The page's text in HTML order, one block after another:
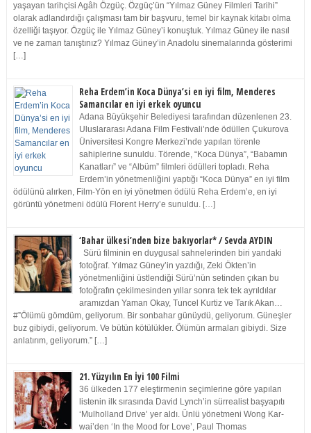
yaşayan tarihçisi Agâh Özgüç. Özgüç’ün “Yılmaz Güney Filmleri Tarihi”
olarak adlandırdığı çalışması tam bir başvuru, temel bir kaynak kitabı olma
özelliği taşıyor. Özgüç ile Yılmaz Güney’i konuştuk. Yılmaz Güney ile nasıl
ve ne zaman tanıştınız? Yılmaz Güney’in Anadolu sinemalarında gösterimi
[…]
Reha Erdem’in Koca Dünya’si en iyi film, Menderes
Samancılar en iyi erkek oyuncu
Adana Büyükşehir Belediyesi tarafından düzenlenen 23.
Uluslararası Adana Film Festivali’nde ödüllen Çukurova
Üniversitesi Kongre Merkezi’nde yapılan törenle
sahiplerine sunuldu. Törende, “Koca Dünya”, “Babamın
Kanatları” ve “Albüm” filmleri ödülleri topladı. Reha
Erdem’in yönetmenliğini yaptığı “Koca Dünya” en iyi film
ödülünü alırken, Film-Yön en iyi yönetmen ödülü Reha Erdem’e, en iyi
görüntü yönetmeni ödülü Florent Herry’e sunuldu. […]
‘Bahar ülkesi’nden bize bakıyorlar* / Sevda AYDIN
Sürü filminin en duygusal sahnelerinden biri yandaki
fotoğraf. Yılmaz Güney’in yazdığı, Zeki Ökten’in
yönetmenliğini üstlendiği Sürü’nün setinden çıkan bu
fotoğrafın çekilmesinden yıllar sonra tek tek ayrıldılar
aramızdan Yaman Okay, Tuncel Kurtiz ve Tarık Akan…
#”Ölümü gömdüm, geliyorum. Bir sonbahar günüydü, geliyorum. Güneşler
buz gibiydi, geliyorum. Ve bütün kötülükler. Ölümün armaları gibiydi. Size
anlatırım, geliyorum.” […]
21. Yüzyılın En İyi 100 Filmi
36 ülkeden 177 eleştirmenin seçimlerine göre yapılan
listenin ilk sırasında David Lynch’in sürrealist başyapıtı
‘Mulholland Drive’ yer aldı. Ünlü yönetmeni Wong Kar-
wai’den ‘In the Mood for Love’, Paul Thomas